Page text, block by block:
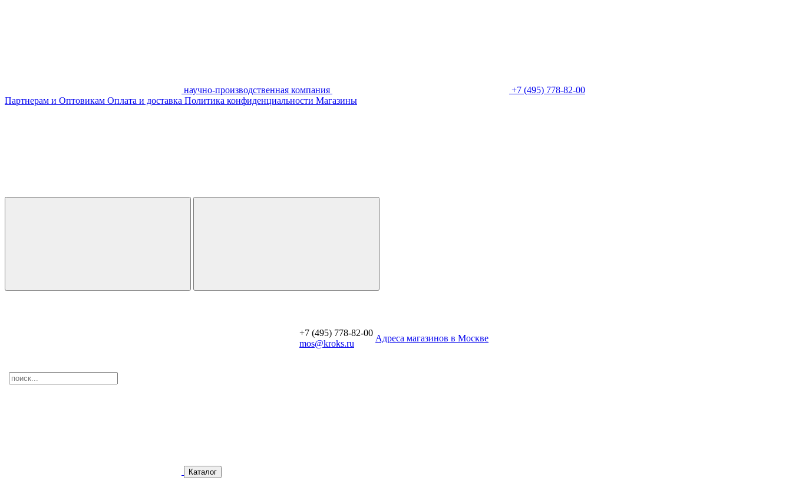
научно-производственная компания
+7 (495) 778-82-00
Партнерам и Оптовикам Оплата и доставка Политика конфиденциальности Магазины
+7 (495) 778-82-00
mos@kroks.ru
Aдреса магазинов в Москве
Каталог